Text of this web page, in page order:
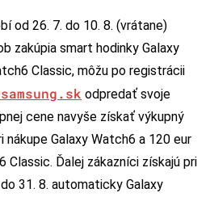
od 26. 7. do 10. 8. (vrátane)
zakúpia smart hodinky Galaxy
Classic, môžu po registrácii
odpredať svoje
cene navyše získať výkupný
nákupe Galaxy Watch6 a 120 eur
Classic. Ďalej zákazníci získajú pri
31. 8. automaticky Galaxy